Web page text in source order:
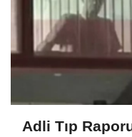
Adli Tıp